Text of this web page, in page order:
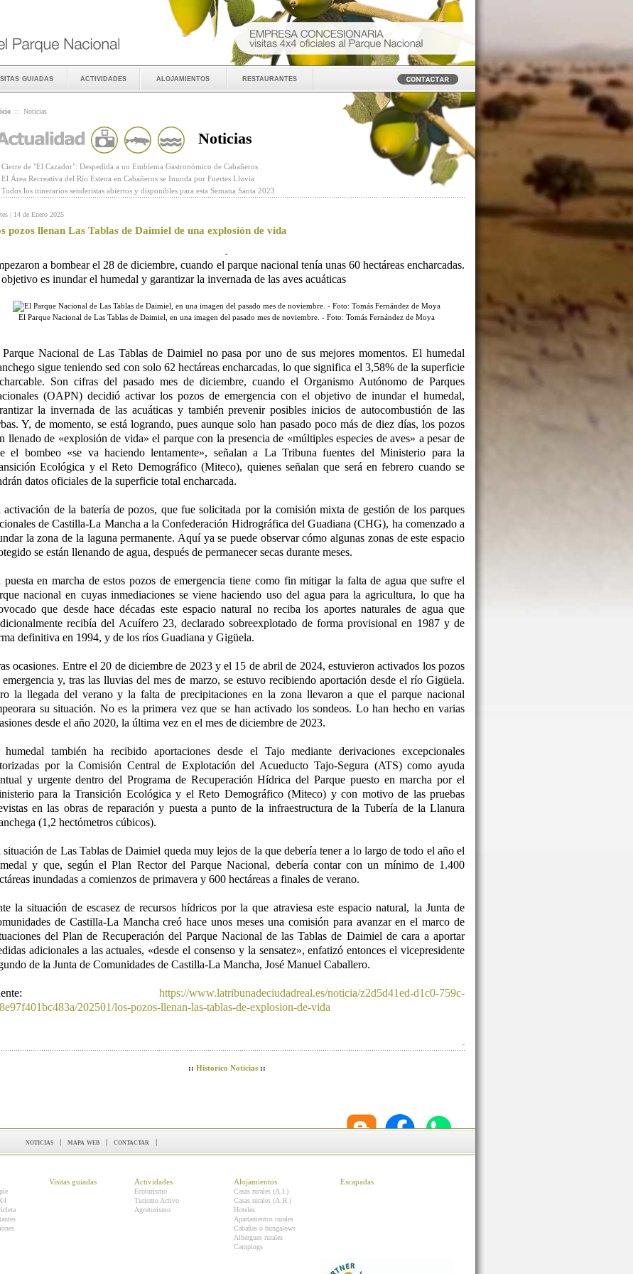
guiadas actividades alojamientos restaurantes
:: Noticias
Noticias
Cierre de "El Cazador": Despedida a un Emblema Gastronómico de Cabañeros
El Área Recreativa del Río Estena en Cabañeros se Inunda por Fuertes Lluvia
Todos los itinerarios senderistas abiertos y disponibles para esta Semana Santa 2023
| 14 de Enero 2025
pozos llenan Las Tablas de Daimiel de una explosión de vida
-
a bombear el 28 de diciembre, cuando el parque nacional tenía unas 60 hectáreas encharcadas.
es inundar el humedal y garantizar la invernada de las aves acuáticas
El Parque Nacional de Las Tablas de Daimiel, en una imagen del pasado mes de noviembre. - Foto: Tomás Fernández de Moya
Nacional de Las Tablas de Daimiel no pasa por uno de sus mejores momentos. El humedal
sigue teniendo sed con solo 62 hectáreas encharcadas, lo que significa el 3,58% de la superficie
Son cifras del pasado mes de diciembre, cuando el Organismo Autónomo de Parques
(OAPN) decidió activar los pozos de emergencia con el objetivo de inundar el humedal,
la invernada de las acuáticas y también prevenir posibles inicios de autocombustión de las
Y, de momento, se está logrando, pues aunque solo han pasado poco más de diez días, los pozos
llenado de «explosión de vida» el parque con la presencia de «múltiples especies de aves» a pesar de
el bombeo «se va haciendo lentamente», señalan a La Tribuna fuentes del Ministerio para la
Ecológica y el Reto Demográfico (Miteco), quienes señalan que será en febrero cuando se
datos oficiales de la superficie total encharcada.
activación de la batería de pozos, que fue solicitada por la comisión mixta de gestión de los parques
de Castilla-La Mancha a la Confederación Hidrográfica del Guadiana (CHG), ha comenzado a
la zona de la laguna permanente. Aquí ya se puede observar cómo algunas zonas de este espacio
se están llenando de agua, después de permanecer secas durante meses.
puesta en marcha de estos pozos de emergencia tiene como fin mitigar la falta de agua que sufre el
nacional en cuyas inmediaciones se viene haciendo uso del agua para la agricultura, lo que ha
que desde hace décadas este espacio natural no reciba los aportes naturales de agua que
recibía del Acuífero 23, declarado sobreexplotado de forma provisional en 1987 y de
definitiva en 1994, y de los ríos Guadiana y Gigüela.
ocasiones. Entre el 20 de diciembre de 2023 y el 15 de abril de 2024, estuvieron activados los pozos
emergencia y, tras las lluvias del mes de marzo, se estuvo recibiendo aportación desde el río Gigüela.
la llegada del verano y la falta de precipitaciones en la zona llevaron a que el parque nacional
su situación. No es la primera vez que se han activado los sondeos. Lo han hecho en varias
desde el año 2020, la última vez en el mes de diciembre de 2023.
también ha recibido aportaciones desde el Tajo mediante derivaciones excepcionales
por la Comisión Central de Explotación del Acueducto Tajo-Segura (ATS) como ayuda
y urgente dentro del Programa de Recuperación Hídrica del Parque puesto en marcha por el
para la Transición Ecológica y el Reto Demográfico (Miteco) y con motivo de las pruebas
en las obras de reparación y puesta a punto de la infraestructura de la Tubería de la Llanura
(1,2 hectómetros cúbicos).
situación de Las Tablas de Daimiel queda muy lejos de la que debería tener a lo largo de todo el año el
y que, según el Plan Rector del Parque Nacional, debería contar con un mínimo de 1.400
inundadas a comienzos de primavera y 600 hectáreas a finales de verano.
la situación de escasez de recursos hídricos por la que atraviesa este espacio natural, la Junta de
de Castilla-La Mancha creó hace unos meses una comisión para avanzar en el marco de
del Plan de Recuperación del Parque Nacional de las Tablas de Daimiel de cara a aportar
adicionales a las actuales, «desde el consenso y la sensatez», enfatizó entonces el vicepresidente
de la Junta de Comunidades de Castilla-La Mancha, José Manuel Caballero.
https://www.latribunadeciudadreal.es/noticia/z2d5d41ed-d1c0-759c-
202501/los-pozos-llenan-las-tablas-de-explosion-de-vida
-
:: Historico Noticias::
noticias | mapa web | contactar |
Visitas guiadas Actividades
Ecoturismo
Turismo Activo
Agroturismo
Alojamientos
Casas rurales (A.I.)
Casas rurales (A.H.)
Hoteles
Apartamentos rurales
Cabañas o bungalows
Albergues rurales
Campings
Escapadas